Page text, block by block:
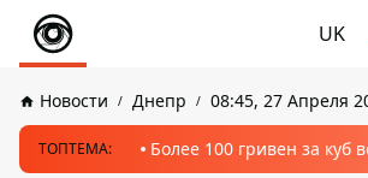
UK
Новости Днепр 08:45, 27 Апреля
ТОПТЕМА: Более 100 гривен за